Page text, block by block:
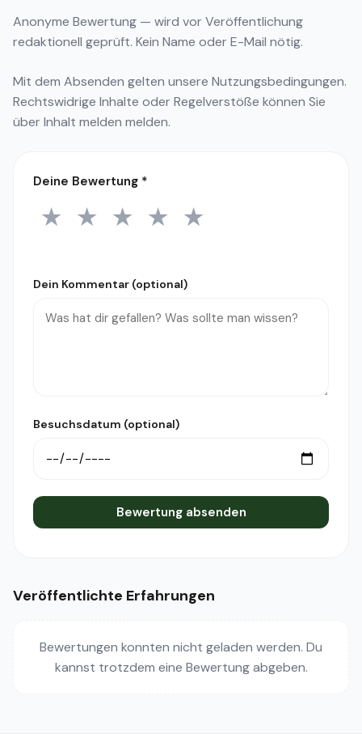
Anonyme Bewertung — wird vor Veröffentlichung
redaktionell geprüft. Kein Name oder E-Mail nötig.
Mit dem Absenden gelten unsere Nutzungsbedingungen.
Rechtswidrige Inhalte oder Regelverstöße können Sie
überInhalt melden melden.
Deine Bewertung *
1 Stern
★ 2 Sterne
★ 3 Sterne
★ 4 Sterne
★ 5 Sterne
★
Dein Kommentar (optional)
Besuchsdatum (optional)
Bewertung absenden
Veröffentlichte Erfahrungen
Bewertungen konnten nicht geladen werden. Du
kannst trotzdem eine Bewertung abgeben.